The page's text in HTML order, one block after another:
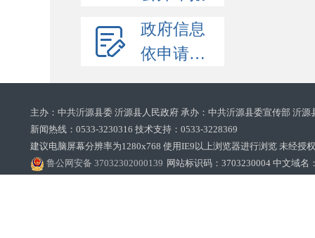
政府信息
依申请公开
主办：中共沂源县委 沂源县人民政府 承办：中共沂源县委宣传部 沂
新闻热线：0533-3230316 技术支持：0533-3228369‌‌
建议电脑屏幕分辨率为1280x768 使用IE9以上浏览器进行浏览 未经授
鲁公网安备 37032302000139 网站标识码：3703230004 中文域名